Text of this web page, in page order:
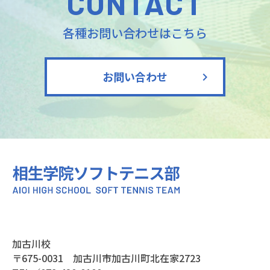
各種お問い合わせはこちら
お問い合わせ
加古川校
〒675-0031 加古川市加古川町北在家2723